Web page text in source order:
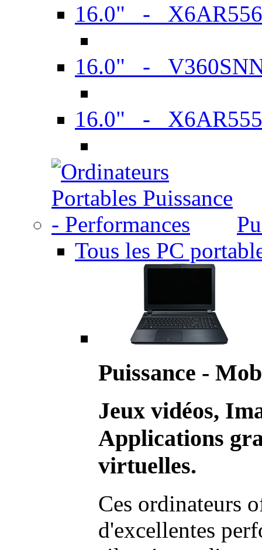
16.0" -
16.0" -
16.0" -
Tous les PC
Puissance -
Jeux vidéos,
Applications
virtuelles.
Ces ordinateurs
d'excellentes